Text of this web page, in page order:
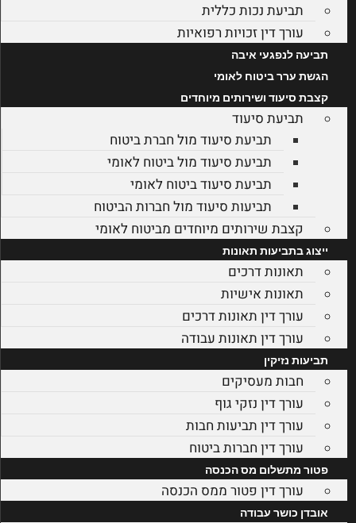
תביעת נכות כללית
עורך דין זכויות רפואיות
תביעה לנפגעי איבה
הגשת ערר ביטוח לאומי
קצבת סיעוד ושירותים מיוחדים
תביעת סיעוד
תביעת סיעוד מול חברת ביטוח
תביעת סיעוד מול ביטוח לאומי
תביעת סיעוד ביטוח לאומי
תביעות סיעוד מול חברות הביטוח
קצבת שירותים מיוחדים מביטוח לאומי
ייצוג בתביעות תאונות
תאונות דרכים
תאונות אישיות
עורך דין תאונות דרכים
עורך דין תאונות עבודה
תביעות נזיקין
חבות מעסיקים
עורך דין נזקי גוף
עורך דין תביעות חבות
עורך דין חברות ביטוח
פטור מתשלום מס הכנסה
עורך דין פטור ממס הכנסה
אובדן כושר עבודה